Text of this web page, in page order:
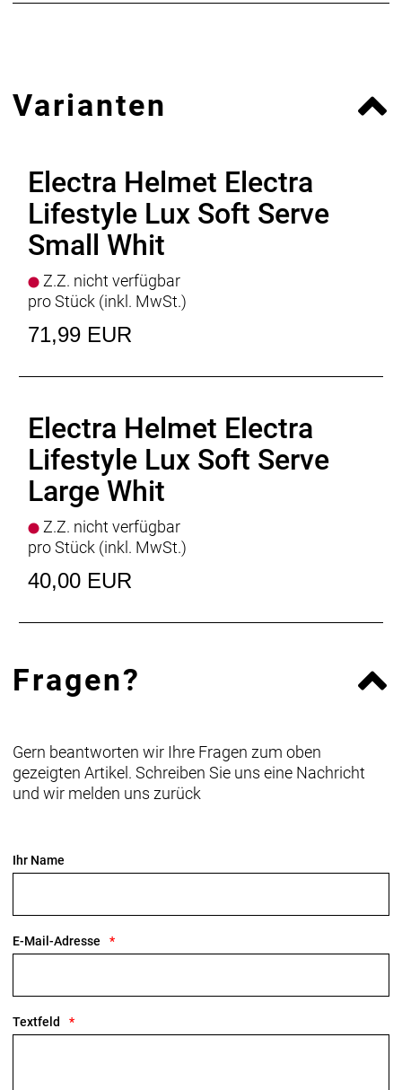
Varianten
Electra Helmet Electra
Lifestyle Lux Soft Serve
Small Whit
Z.Z. nicht verfügbar
pro Stück (inkl. MwSt.)
71,99 EUR
Electra Helmet Electra
Lifestyle Lux Soft Serve
Large Whit
Z.Z. nicht verfügbar
pro Stück (inkl. MwSt.)
40,00 EUR
Fragen?
Gern beantworten wir Ihre Fragen zum oben
gezeigten Artikel. Schreiben Sie uns eine Nachricht
und wir melden uns zurück
Ihr Name
E-Mail-Adresse
Textfeld